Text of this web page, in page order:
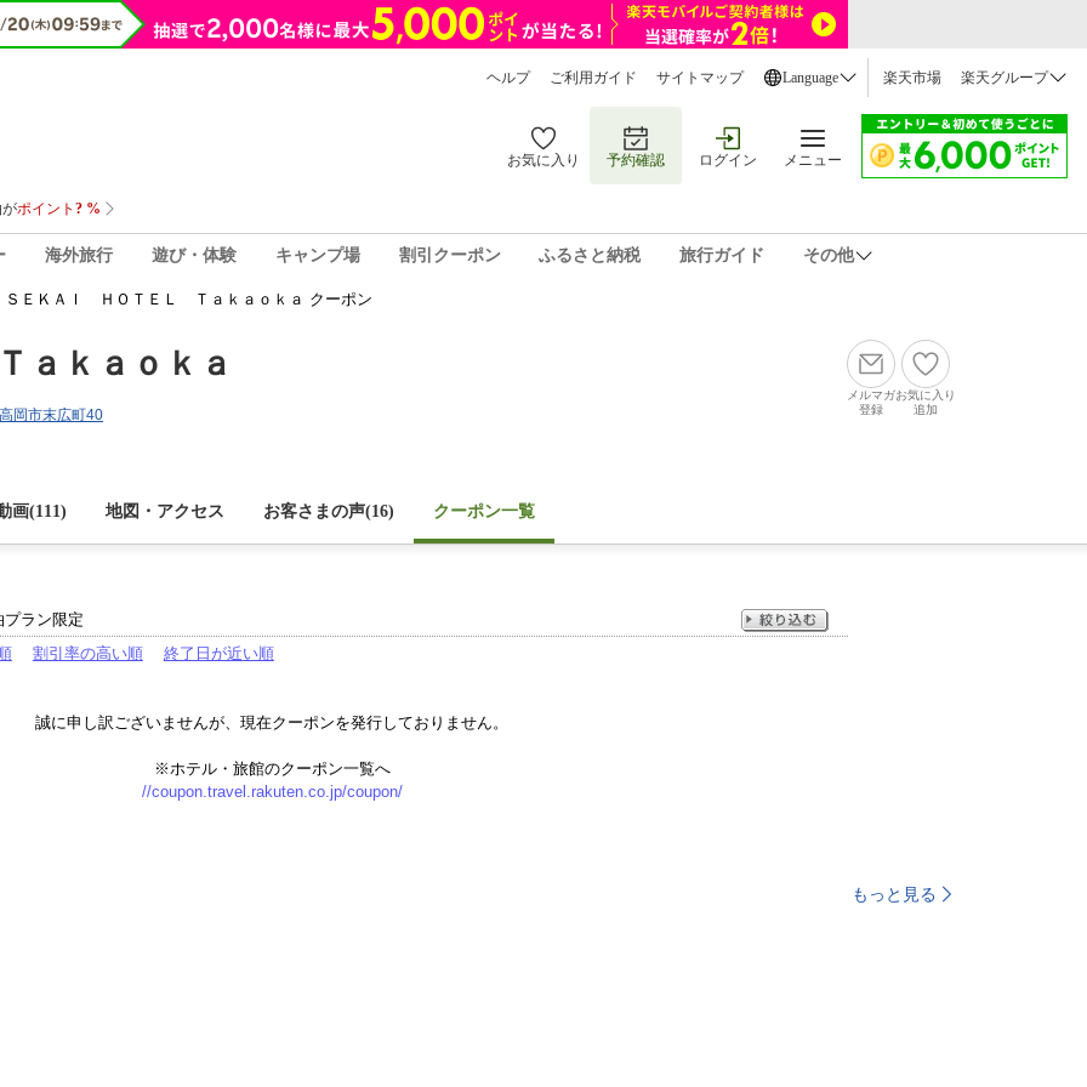
ヘルプ ご利用ガイド サイトマップ Language 楽天市場 楽天グループ
お気に入り 予約確認 ログイン メニュー
海外旅行 遊び・体験 キャンプ場 割引クーポン ふるさと納税 旅行ガイド その他
ＳＥＫＡＩ ＨＯＴＥＬ Ｔａｋａｏｋａ クーポン
ｋａｏｋａ
岡市末広町40
メルマガ
登録
お気に入り
追加
画(111) 地図・アクセス お客さまの声(16) クーポン一覧
プラン限定
割引率の高い順 終了日が近い順
誠に申し訳ございませんが、現在クーポンを発行しておりません。
※ホテル・旅館のクーポン一覧へ
//coupon.travel.rakuten.co.jp/coupon/
もっと見る